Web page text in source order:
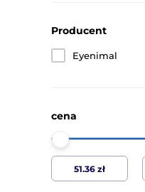
Producent
Eyenimal
cena